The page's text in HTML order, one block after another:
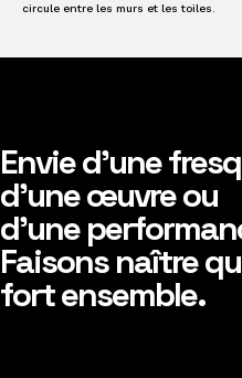
circule entre les murs et les toiles.
Envie d’une
d’une œuvre ou
d’une
Faisons naître
fort ensemble.